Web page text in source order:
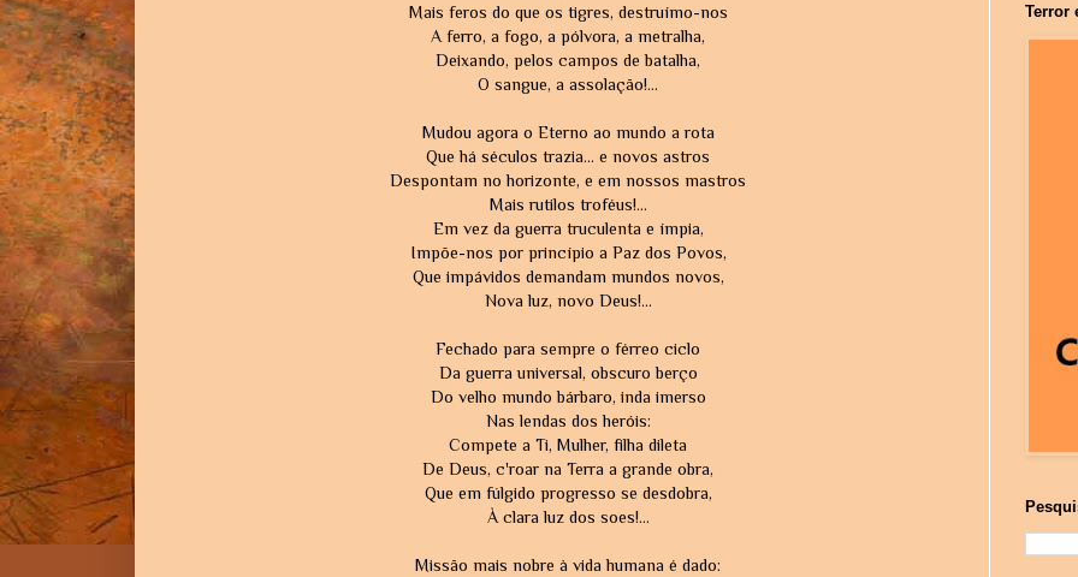
Mais feros do que os tigres, destruímo-nos
A ferro, a fogo, a pólvora, a metralha,
Deixando, pelos campos de batalha,
O sangue, a assolação!...
Mudou agora o Eterno ao mundo a rota
Que há séculos trazia... e novos astros
Despontam no horizonte, e em nossos mastros
Mais rutilos troféus!...
Em vez da guerra truculenta e ímpia,
Impõe-nos por princípio a Paz dos Povos,
Que impávidos demandam mundos novos,
Nova luz, novo Deus!...
Fechado para sempre o férreo ciclo
Da guerra universal, obscuro berço
Do velho mundo bárbaro, inda imerso
Nas lendas dos heróis:
Compete a Ti, Mulher, filha dileta
De Deus, c'roar na Terra a grande obra,
Que em fúlgido progresso se desdobra,
À clara luz dos soes!...
Missão mais nobre à vida humana é dado:
Terror